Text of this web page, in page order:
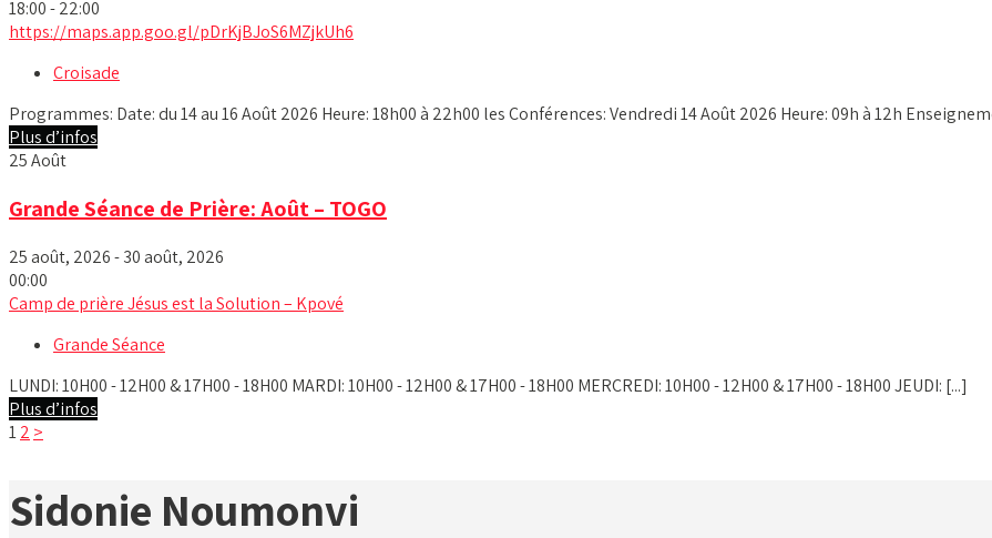
18:00 - 22:00
https://maps.app.goo.gl/pDrKjBJoS6MZjkUh6
Croisade
Programmes: Date: du 14 au 16 Août 2026 Heure: 18h00 à 22h00 les Conférences: Vendredi 14 Août 2026 Heure: 09h à 12h
Plus d’infos
25Août
Grande Séance de Prière: Août – TOGO
25 août, 2026 - 30 août, 2026
00:00
Camp de prière Jésus est la Solution – Kpové
Grande Séance
LUNDI: 10H00 - 12H00 & 17H00 - 18H00 MARDI: 10H00 - 12H00 & 17H00 - 18H00 MERCREDI: 10H00 - 12H00 & 17H00 - 18H00 JEUDI: [...]
Plus d’infos
12 >
Sidonie Noumonvi